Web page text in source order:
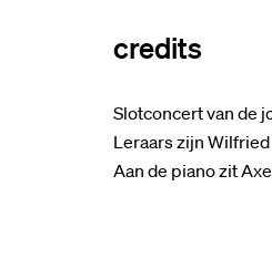
credits
Slotconcert van de
Leraars zijn
Aan de piano zit